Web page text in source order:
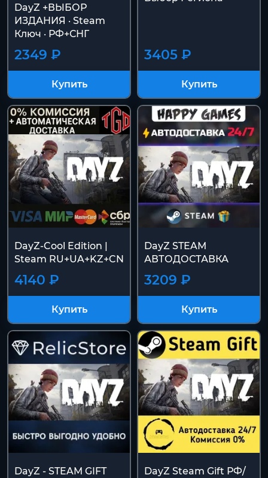
DayZ +ВЫБОР
ИЗДАНИЯ · Steam
Ключ · РФ+СНГ
2349 ₽
Купить
3405 ₽
Купить
DayZ-Cool Edition |
Steam RU+UA+KZ+CN
4140 ₽
Купить
DayZ STEAM
АВТОДОСТАВКА
3209 ₽
Купить
DayZ - STEAM GIFT
DayZ Steam Gift РФ/